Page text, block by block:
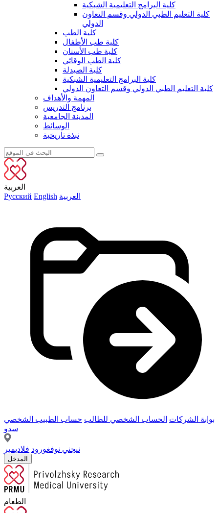
كلية البرامج التعليمية الشبكية
كلية التعليم الطبي الدولي وقسم التعاون
الدولي
كلية الطب
كلية طب الأطفال
كلية طب الأسنان
كلية الطب الوقائي
كلية الصيدلة
كلية البرامج التعليمية الشبكية
كلية التعليم الطبي الدولي وقسم التعاون الدولي
المهمة والأهداف
برنامج التدريس
المدينة الجامعية
الوسائط
نبذة تاريخية
العربية
Русский English العربية
بوابة الشركات الحساب الشخصي للطالب حساب الطبيب الشخصي
سدو
نيجني نوفغورود فلاديمير
المدخل
الطعام